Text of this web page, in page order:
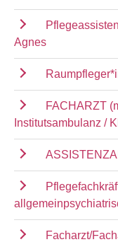
Agnes
FACHARZT
Institutsambulanz /
Facharzt/